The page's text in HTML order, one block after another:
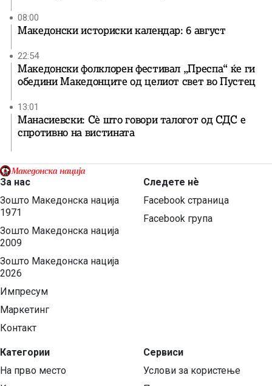
08:00
Македонски историски календар: 6 август
22:54
Македонски фолклорен фестивал „Преспа“ ќе ги
обедини Македонците од целиот свет во Пустец
13:01
Манасиевски: Сè што говори талогот од СДС е
спротивно на вистината
За нас
Зошто Македонска нација
1971
Зошто Македонска нација
2009
Зошто Македонска нација
2026
Импресум
Маркетинг
Контакт
Категории
На прво место
Следете нѐ
Facebook страница
Facebook група
Сервиси
Услови за користење